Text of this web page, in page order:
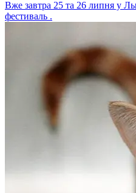
Вже завтра 25 та 26 липня у
фестиваль .